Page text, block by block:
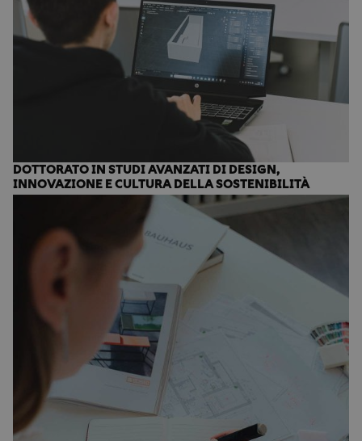
DOTTORATO IN STUDI AVANZATI DI DESIGN,
INNOVAZIONE E CULTURA DELLA SOSTENIBILITÀ